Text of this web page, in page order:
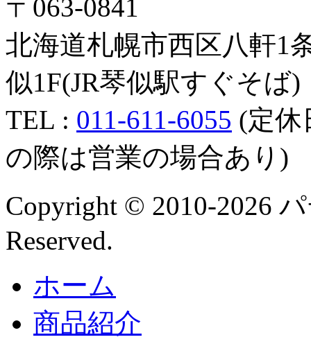
〒063-0841
北海道札幌市西区八軒1
似1F(JR琴似駅すぐそば)
TEL : 011-611-6055 (定休
の際は営業の場合あり)
Copyright © 2010-2026
Reserved.
ホーム
商品紹介